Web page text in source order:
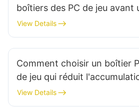
boîtiers des PC de jeu avant
achat à grande échelle ?
View Details
Comment choisir un boîtier
de jeu qui réduit
de chaleur ?
View Details